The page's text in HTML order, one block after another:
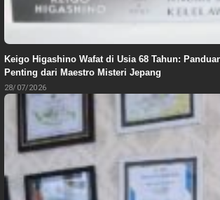
Keigo Higashino Wafat di Usia 68 Tahun:
Penting dari Maestro Misteri Jepang
28/07/2026